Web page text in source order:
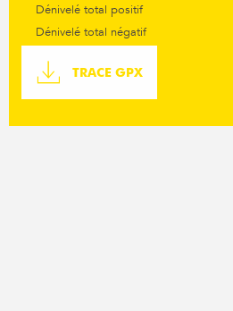
Dénivelé total positif
Dénivelé total négatif
Documentation
TRACE GPX